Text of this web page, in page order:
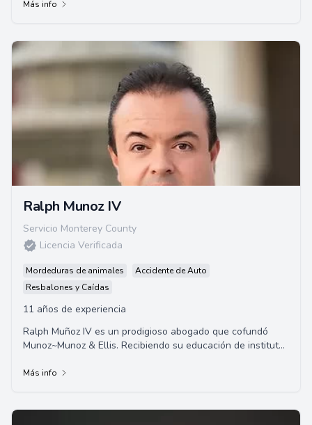
Más info
Ralph Munoz IV
Servicio Monterey County
Licencia Verificada
Mordeduras de animales
Accidente de Auto
Resbalones y Caídas
11 años de experiencia
Ralph Muñoz IV es un prodigioso abogado que cofundó
Munoz~Munoz & Ellis. Recibiendo su educación de institutos
Más info